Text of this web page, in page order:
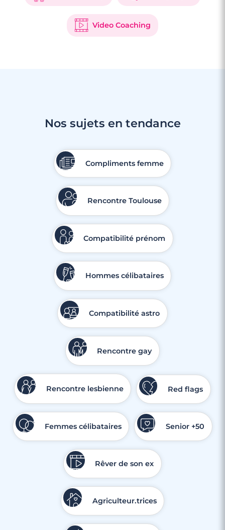
Video Coaching
Nos sujets en tendance
Compliments femme
Rencontre Toulouse
Compatibilité prénom
Hommes célibataires
Compatibilité astro
Rencontre gay
Rencontre lesbienne Red flags
Femmes célibataires Senior +50
Rêver de son ex
Agriculteur.trices